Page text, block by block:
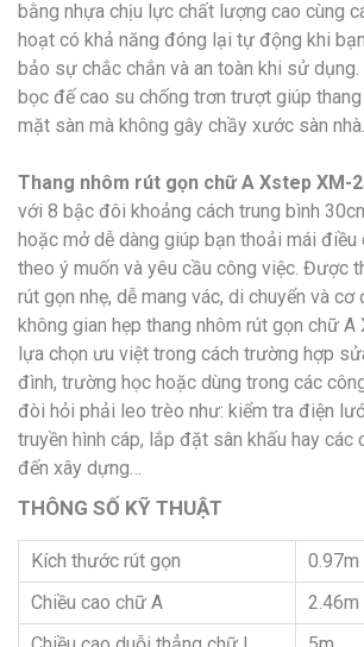
bằng nhựa chịu lực chất lượng cao cùng
hoạt có khả năng đóng lại tự động khi
bảo sự chắc chắn và an toàn khi sử
bọc đế cao su chống trơn trượt giúp
mặt sàn mà không gây chầy xước sàn nhà.
Thang nhôm rút gọn chữ A Xstep XM-
với 8 bậc đôi khoảng cách trung bình
hoặc mở dễ dàng giúp bạn thoải mái điều
theo ý muốn và yêu cầu công việc. Được
rút gọn nhẹ, dễ mang vác, di chuyển và
không gian hẹp thang nhôm rút gọn chữ
lựa chọn ưu việt trong cách trường hợp
đình, trường học hoặc dùng trong các
đòi hỏi phải leo trèo như: kiểm tra điện
truyền hình cáp, lắp đặt sân khấu hay các
đến xây dựng…
THÔNG SỐ KỸ THUẬT
Kích thước rút gọn
0.97m
Chiều cao chữ A
2.46m